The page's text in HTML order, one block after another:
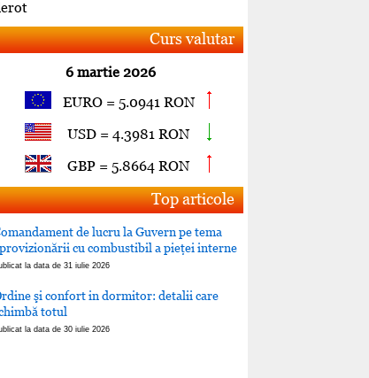
Curs valutar
6 martie 2026
EURO = 5.0941 RON
USD = 4.3981 RON
GBP = 5.8664 RON
Top articole
de lucru la Guvern pe tema
cu combustibil a pieţei interne
la data de 31 iulie 2026
şi confort in dormitor: detalii care
totul
la data de 30 iulie 2026